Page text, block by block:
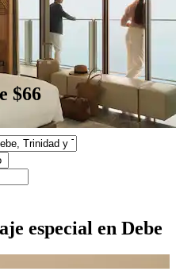
$66
especial en Debe